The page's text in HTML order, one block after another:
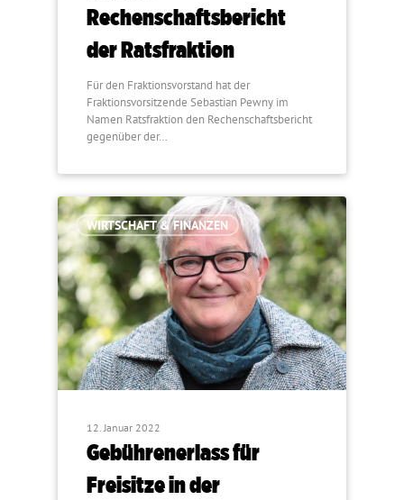
Rechenschaftsbericht
der Ratsfraktion
Für den Fraktionsvorstand hat der
Fraktionsvorsitzende Sebastian Pewny im
Namen Ratsfraktion den Rechenschaftsbericht
gegenüber der…
WIRTSCHAFT & FINANZEN
12. Januar 2022
Gebührenerlass für
Freisitze in der